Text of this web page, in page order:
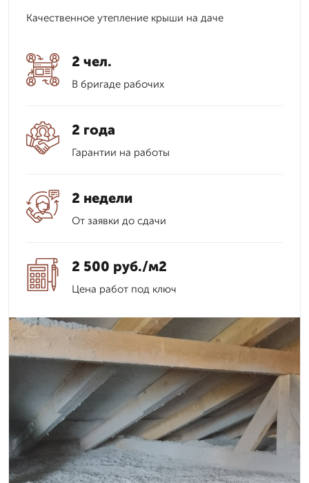
Качественное утепление крыши на даче
2 чел.
В бригаде рабочих
2 года
Гарантии на работы
2 недели
От заявки до сдачи
2 500 руб./м2
Цена работ под ключ